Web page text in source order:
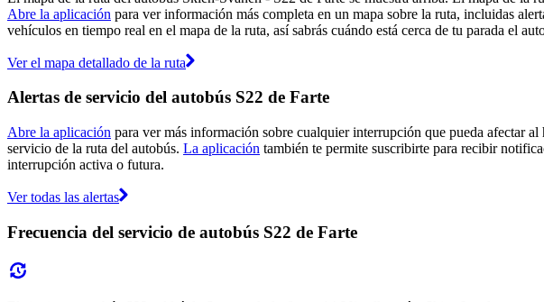
Abre la aplicación para ver información más completa en un mapa sobre la ruta, incluidas
vehículos en tiempo real en el mapa de la ruta, así sabrás cuándo está cerca de tu parada el
Ver el mapa detallado de la ruta
Alertas de servicio del autobús S22 de Farte
Abre la aplicación para ver más información sobre cualquier interrupción que pueda afectar
servicio de la ruta del autobús. La aplicación también te permite suscribirte para recibir
interrupción activa o futura.
Ver todas las alertas
Frecuencia del servicio de autobús S22 de Farte